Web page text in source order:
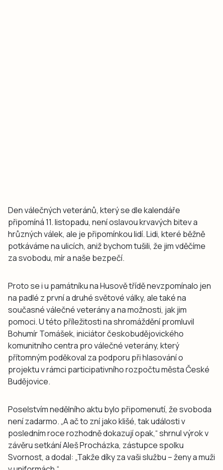
Den válečných veteránů, který se dle kalendáře
připomíná 11. listopadu, není oslavou krvavých bitev a
hrůzných válek, ale je připomínkou lidí. Lidi, které běžně
potkáváme na ulicích, aniž bychom tušili, že jim vděčíme
za svobodu, mír a naše bezpečí.
Proto se i u památníku na Husově třídě nevzpomínalo jen
na padlé z první a druhé světové války, ale také na
současné válečné veterány a na možnosti, jak jim
pomoci. U této příležitosti na shromáždění promluvil
Bohumír Tomášek, iniciátor českobudějovického
komunitního centra pro válečné veterány, který
přítomným poděkoval za podporu při hlasování o
projektu v rámci participativního rozpočtu města České
Budějovice.
Poselstvím nedělního aktu bylo připomenutí, že svoboda
není zadarmo. „A ač to zní jako klišé, tak události v
posledním roce rozhodně dokazují opak,“ shrnul výrok v
závěru setkání Aleš Procházka, zástupce spolku
Svornost, a dodal: „Takže díky za vaši službu – ženy a muži